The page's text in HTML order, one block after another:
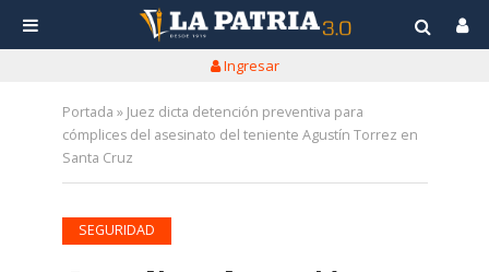
Ingresar
Portada » Juez dicta detención preventiva para
cómplices del asesinato del teniente Agustín Torrez en
Santa Cruz
SEGURIDAD